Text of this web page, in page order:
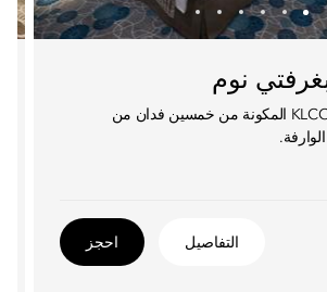
نوم
بإطلالة على حديقة KLCC المكونة من خمسين فدان من
التفاصيل احجز